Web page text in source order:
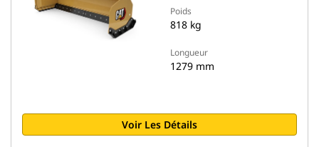
Poids
818 kg
Longueur
1279 mm
Voir Les Détails